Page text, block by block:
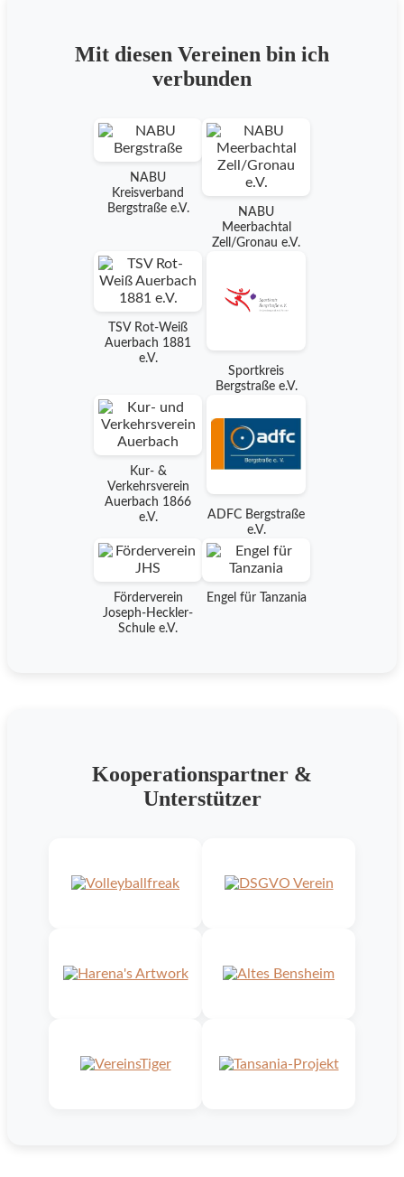
Mit diesen Vereinen bin ich
verbunden
NABU
Kreisverband
Bergstraße e.V.
NABU
Meerbachtal
Zell/Gronau e.V.
TSV Rot-Weiß
Auerbach 1881
e.V.
Sportkreis
Bergstraße e.V.
Kur- &
Verkehrsverein
Auerbach 1866
e.V.
ADFC Bergstraße
e.V.
Förderverein
Joseph-Heckler-
Schule e.V.
Engel für Tanzania
Kooperationspartner &
Unterstützer